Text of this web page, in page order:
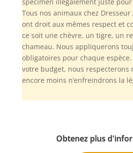
Tous nos animaux chez
ont droit aux mêmes respect et
ce soit une chèvre, un tigre, un
chameau. Nous appliquerons
obligatoires pour chaque
votre budget, nous respecterons
encore moins n’enfreindrons la
Obtenez plus